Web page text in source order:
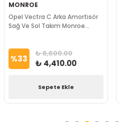
MONROE
Opel Vectra C Arka Amortisör
Sağ Ve Sol Takım Monroe
%33 ₺ 6,600.00
₺ 4,410.00
Sepete Ekle